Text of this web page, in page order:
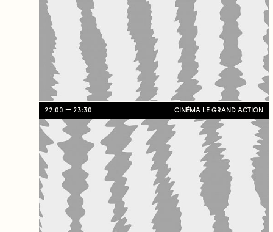
22:00 23:30 CINÉMA LE GRAND ACTION